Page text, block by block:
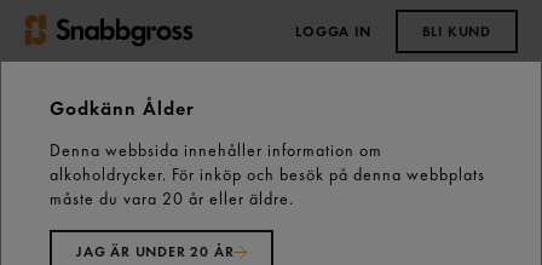
LOGGA IN BLI KUND
Start Vårt sortiment
Skafferiet
Matolja, Ättika & Vinäger
Godkänn Ålder
Denna webbsida innehåller information om
alkoholdrycker. För inköp och besök på denna webbplats
måste du vara 20 år eller äldre.
JAG ÄR UNDER 20 ÅR